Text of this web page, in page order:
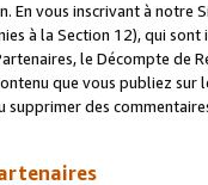
En vous inscrivant à notre
à la Section 12), qui
le Décompte de
que vous publiez
des